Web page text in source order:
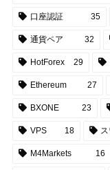
口座認証 35
通貨ペア 32
HotForex 29
Ethereum 27
BXONE 23
VPS 18
M4Markets 16